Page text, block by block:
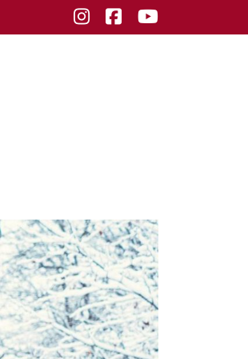
InstagramFacebookYoutube